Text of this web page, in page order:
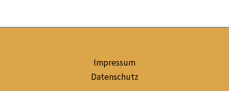
Impressum
Datenschutz